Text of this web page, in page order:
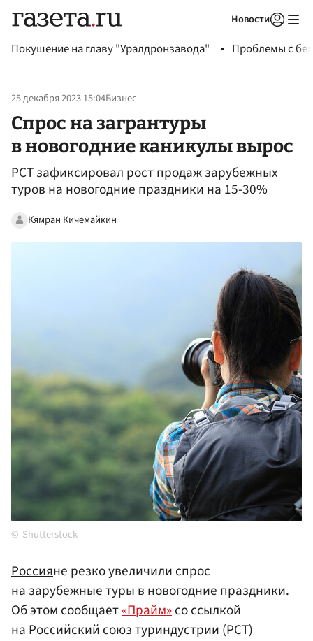
Новости
Покушение на главу "Уралдронзавода" Проблемы с
25 декабря 2023 15:04Бизнес
Спрос на загрантуры
в новогодние каникулы вырос
РСТ зафиксировал рост продаж зарубежных
туров на новогодние праздники на 15-30%
Кямран Кичемайкин
Shutterstock
Россияне резко увеличили спрос
на зарубежные туры в новогодние праздники.
Об этом сообщает«Прайм»со ссылкой
наРоссийский союз туриндустрии(РСТ)